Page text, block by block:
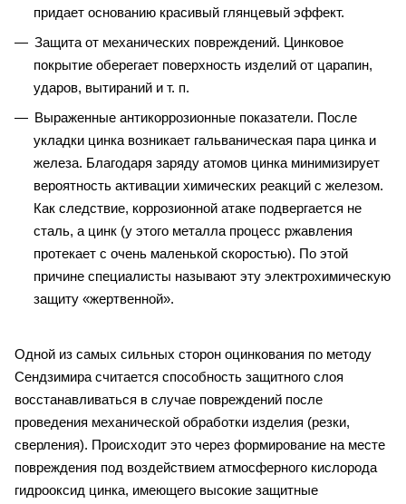
придает основанию красивый глянцевый эффект.
Защита от механических повреждений. Цинковое
покрытие оберегает поверхность изделий от царапин,
ударов, вытираний и т. п.
Выраженные антикоррозионные показатели. После
укладки цинка возникает гальваническая пара цинка и
железа. Благодаря заряду атомов цинка минимизирует
вероятность активации химических реакций с железом.
Как следствие, коррозионной атаке подвергается не
сталь, а цинк (у этого металла процесс ржавления
протекает с очень маленькой скоростью). По этой
причине специалисты называют эту электрохимическую
защиту «жертвенной».
Одной из самых сильных сторон оцинкования по методу
Сендзимира считается способность защитного слоя
восстанавливаться в случае повреждений после
проведения механической обработки изделия (резки,
сверления). Происходит это через формирование на месте
повреждения под воздействием атмосферного кислорода
гидрооксид цинка, имеющего высокие защитные